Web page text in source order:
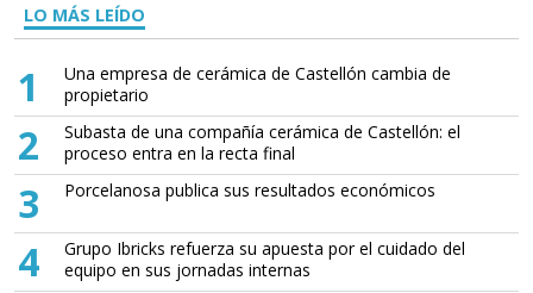
LO MÁS LEÍDO
1
Una empresa de cerámica de Castellón cambia de
propietario
2
Subasta de una compañía cerámica de Castellón: el
proceso entra en la recta final
3 Porcelanosa publica sus resultados económicos
4
Grupo Ibricks refuerza su apuesta por el cuidado del
equipo en sus jornadas internas